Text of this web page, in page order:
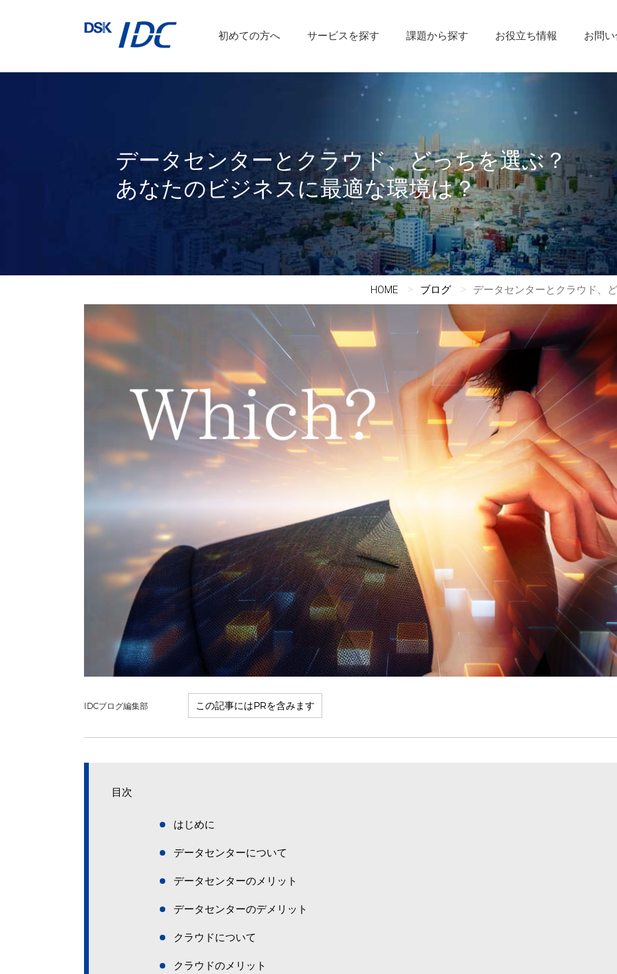
初めての方へ サービスを探す 課題から探す お役立ち情報 お問
データセンターとクラウド、どっちを選ぶ？
あなたのビジネスに最適な環境は？
HOME ブログ データセンターとクラウド、
IDCブログ編集部
目次
はじめに
データセンターについて
データセンターのメリット
データセンターのデメリット
クラウドについて
クラウドのメリット